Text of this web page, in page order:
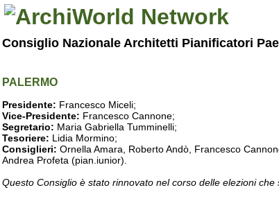
Consiglio Nazionale Architetti Pianificatori
PALERMO
Presidente: Francesco Miceli;
Vice-Presidente: Francesco Cannone;
Segretario: Maria Gabriella Tumminelli;
Tesoriere: Lidia Mormino;
Consiglieri: Ornella Amara, Roberto Andò, Francesco
Andrea Profeta (pian.iunior).
Questo Consiglio è stato rinnovato nel corso delle elezioni